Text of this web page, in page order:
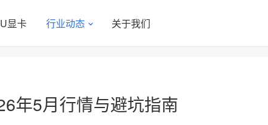
显卡 行业动态 关于我们
年5月行情与避坑指南